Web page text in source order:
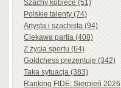
Szachy kobiece (51)
Polskie talenty (74)
Artysta i szachista (94)
Ciekawa partia (408)
Z życia sportu (64)
Goldchess prezentuje (342)
Taka sytuacja (383)
Ranking FIDE: Sierpień 2026